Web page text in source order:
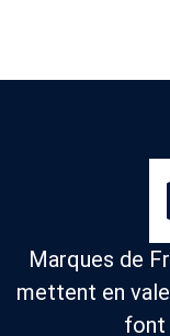
Marques de
mettent en
font